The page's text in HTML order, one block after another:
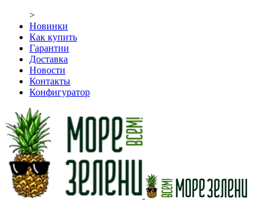
>
Новинки
Как купить
Гарантии
Доставка
Новости
Контакты
Конфигуратор